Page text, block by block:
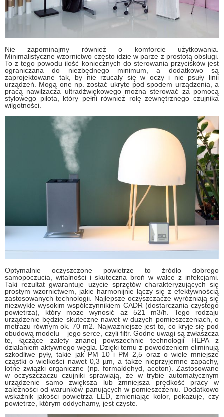
Nie zapominajmy również o komforcie użytkowania.
Minimalistyczne wzornictwo często idzie w parze z prostotą obsługi.
To z tego powodu ilość koniecznych do sterowania przycisków jest
ograniczana do niezbędnego minimum, a dodatkowo są
zaprojektowane tak, by nie rzucały się w oczy i nie psuły linii
urządzeń. Mogą one np. zostać ukryte pod spodem urządzenia, a
pracą nawilżacza ultradźwiękowego można sterować za pomocą
stylowego pilota, który pełni również rolę zewnętrznego czujnika
wilgotności.
Optymalnie oczyszczone powietrze to źródło dobrego
samopoczucia, witalności i skuteczna broń w walce z infekcjami.
Taki rezultat gwarantuje użycie sprzętów charakteryzujących się
prostym wzornictwem, jakie harmonijnie łączy się z efektywnością
zastosowanych technologii. Najlepsze oczyszczacze wyróżniają się
niezwykle wysokim współczynnikiem CADR (dostarczania czystego
powietrza), który może wynosić aż 521 m3/h. Tego rodzaju
urządzenie będzie skuteczne nawet w dużych pomieszczeniach, o
metrażu równym ok. 70 m2. Najważniejsze jest to, co kryje się pod
obudową modelu – jego serce, czyli filtr. Godne uwagi są zwłaszcza
te, łączące zalety znanej powszechnie technologii HEPA z
działaniem aktywnego węgla. Dzięki temu z powodzeniem eliminują
szkodliwe pyły, takie jak PM 10 i PM 2,5 oraz o wiele mniejsze
cząstki o wielkości nawet 0,3 µm, a także nieprzyjemne zapachy,
lotne związki organiczne (np. formaldehyd, aceton). Zastosowane
w oczyszczaczu czujniki sprawiają, że w trybie automatycznym
urządzenie samo zwiększa lub zmniejsza prędkość pracy w
zależności od warunków panujących w pomieszczeniu. Dodatkowo
wskaźnik jakości powietrza LED, zmieniając kolor, pokazuje, czy
powietrze, którym oddychamy, jest czyste.